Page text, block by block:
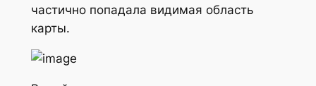
частично попадала видимая область
карты.